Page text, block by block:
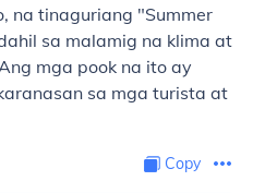
na tinaguriang "Summer
sa malamig na klima at
mga pook na ito ay
sa mga turista at
Copy